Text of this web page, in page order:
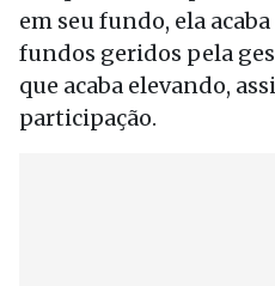
em seu fundo, ela
fundos geridos pela
que acaba elevando,
participação.